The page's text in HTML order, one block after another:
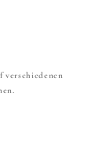
verschiedenen